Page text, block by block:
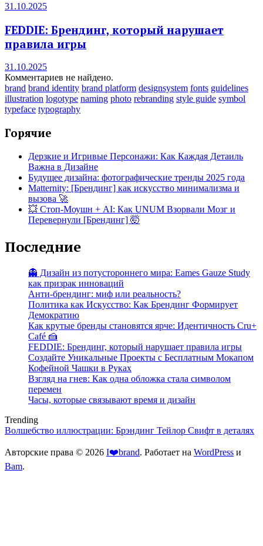
31.10.2025
FEDDIE: Брендинг, который нарушает
правила игры
31.10.2025
Комментариев не найдено.
brand brand identity brand platform designsystem fonts guidelines
illustration logotype naming photo rebranding style guide symbol
typeface typography
Горячие
Дерзкие и Игривые Персонажи: Как Каждая Детаиль
Важна в Дизайне
Будущее дизайна: фотографические тренды 2025 года
Matternity: [Брендинг] как искусство минимализма и
вызова 🚀
💥 Стоп-Моушн + AI: Как UNUM Взорвали Мозг и
Перевернули [Брендинг] 🤯
Последние
👻 Дизайн из потустороннего мира: Eames Gauze Study
как призрак инноваций
Анти-брендинг: миф или реальность?
Политика как Искусство: Как Брендинг Формирует
Демократию
Как крутые бренды становятся ярче: Идентичность Cru+
Café 🍰
FEDDIE: Брендинг, который нарушает правила игры
Создайте Уникальные Проекты с Бесплатным Мокапом
Кофейной Чашки в Руках
Взгляд на гнев: Как одна обложка стала символом
перемен
Часы, которые связывают время и дизайн
Trending
Волшебство иллюстрации: Брэндинг Тейлор Свифт в деталях
Авторские права © 2026 I❤️brand. Работает на WordPress и
Bam.